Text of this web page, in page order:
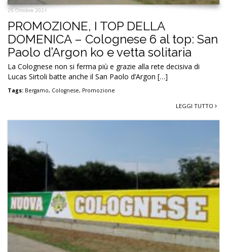
25 Ottobre 2021
PROMOZIONE, I TOP DELLA
DOMENICA – Colognese 6 al top: San
Paolo d’Argon ko e vetta solitaria
La Colognese non si ferma più e grazie alla rete decisiva di
Lucas Sirtoli batte anche il San Paolo d’Argon […]
Tags: Bergamo, Colognese, Promozione
LEGGI TUTTO